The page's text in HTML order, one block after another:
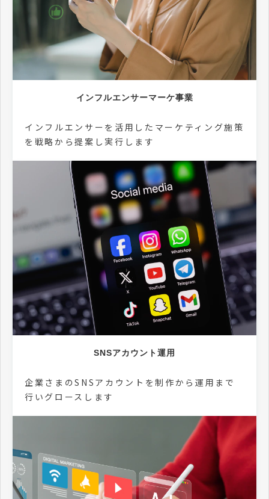
インフルエンサーマーケ事業
インフルエンサーを活用したマーケティング施策
を戦略から提案し実行します
SNSアカウント運用
企業さまのSNSアカウントを制作から運用まで
行いグロースします